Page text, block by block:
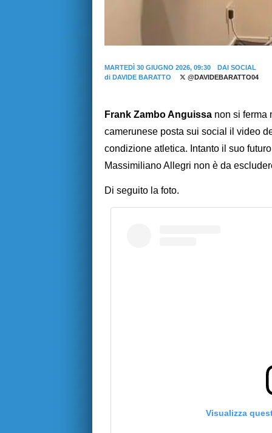
MARTEDÌ 30 GIUGNO 2026, 09:30
DAI SOCIAL
di DAVIDE BARATTO @DAVIDEBARATTO04
Frank Zambo Anguissa non si ferma
camerunese posta sui social il video
condizione atletica. Intanto il suo
Massimiliano Allegri non è da
Di seguito la foto.
Visualizza